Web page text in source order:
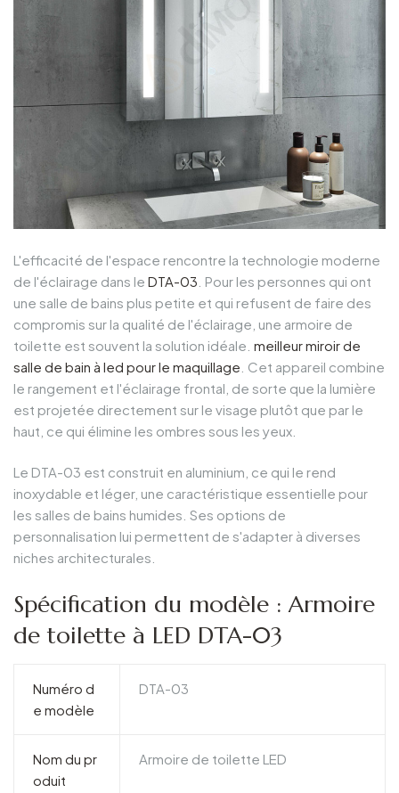
L'efficacité de l'espace rencontre la technologie moderne
de l'éclairage dans le DTA-03 . Pour les personnes qui ont
une salle de bains plus petite et qui refusent de faire des
compromis sur la qualité de l'éclairage, une armoire de
toilette est souvent la solution idéale. meilleur miroir de
salle de bain à led pour le maquillage . Cet appareil combine
le rangement et l'éclairage frontal, de sorte que la lumière
est projetée directement sur le visage plutôt que par le
haut, ce qui élimine les ombres sous les yeux.
Le DTA-03 est construit en aluminium, ce qui le rend
inoxydable et léger, une caractéristique essentielle pour
les salles de bains humides. Ses options de
personnalisation lui permettent de s'adapter à diverses
niches architecturales.
Spécification du modèle : Armoire
de toilette à LED DTA-03
Numéro d
e modèle
DTA-03
Nom du pr
oduit
Armoire de toilette LED